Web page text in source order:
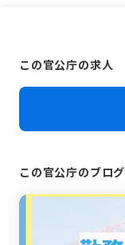
この官公庁の求人
この官公庁のブログ